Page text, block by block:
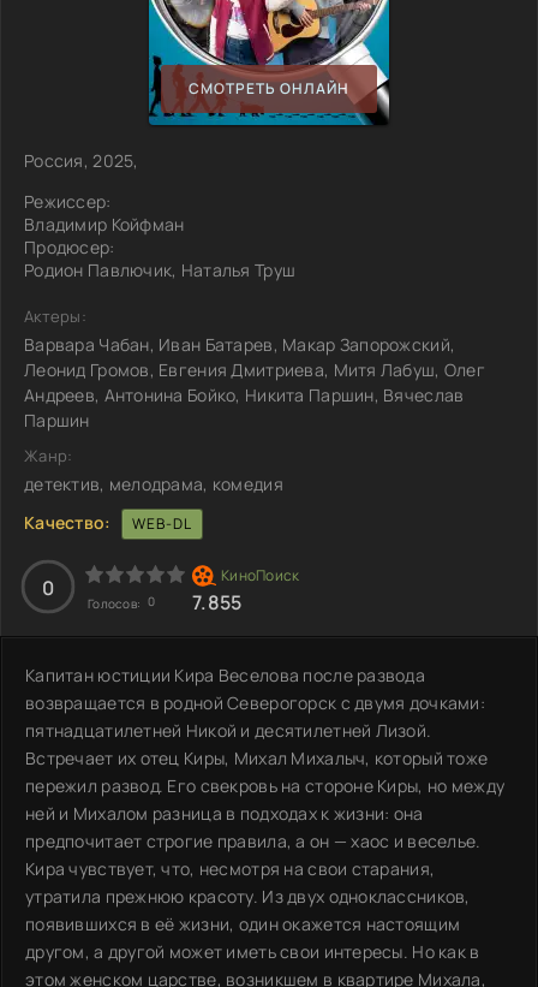
СМОТРЕТЬ ОНЛАЙН
Россия, 2025,
Режиссер:
Владимир Койфман
Продюсер:
Родион Павлючик, Наталья Труш
Актеры:
Варвара Чабан, Иван Батарев, Макар Запорожский,
Леонид Громов, Евгения Дмитриева, Митя Лабуш, Олег
Андреев, Антонина Бойко, Никита Паршин, Вячеслав
Паршин
Жанр:
детектив, мелодрама, комедия
Качество:
WEB-DL
0
Голосов: 0 7.855
Капитан юстиции Кира Веселова после развода
возвращается в родной Северогорск с двумя дочками:
пятнадцатилетней Никой и десятилетней Лизой.
Встречает их отец Киры, Михал Михалыч, который тоже
пережил развод. Его свекровь на стороне Киры, но между
ней и Михалом разница в подходах к жизни: она
предпочитает строгие правила, а он — хаос и веселье.
Кира чувствует, что, несмотря на свои старания,
утратила прежнюю красоту. Из двух одноклассников,
появившихся в её жизни, один окажется настоящим
другом, а другой может иметь свои интересы. Но как в
этом женском царстве, возникшем в квартире Михала,